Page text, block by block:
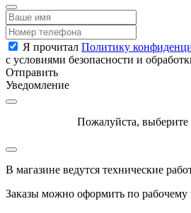
Я прочитал Политику
с условиями безопасности и
Отправить
Уведомление
Пожалуйста,
В магазине ведутся технические
Заказы можно оформить по рабочему